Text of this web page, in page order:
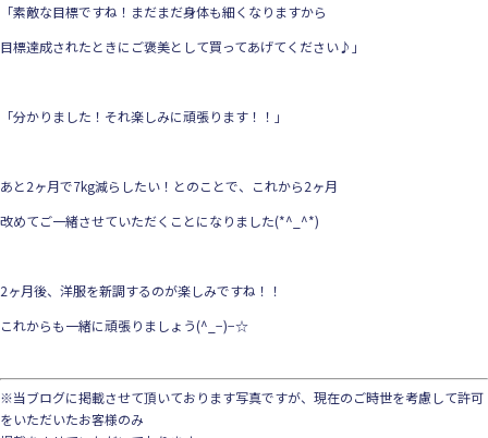
「素敵な目標ですね！まだまだ身体も細くなりますから
目標達成されたときにご褒美として買ってあげてください♪」
「分かりました！それ楽しみに頑張ります！！」
あと2ヶ月で7kg減らしたい！とのことで、これから2ヶ月
改めてご一緒させていただくことになりました(*^_^*)
2ヶ月後、洋服を新調するのが楽しみですね！！
これからも一緒に頑張りましょう(^_−)−☆
※当ブログに掲載させて頂いております写真ですが、現在のご時世を考慮して許可
をいただいたお客様のみ